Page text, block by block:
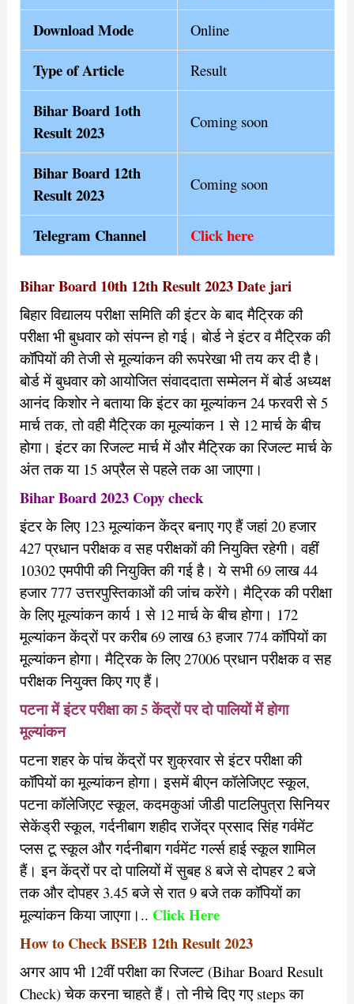
Download Mode Online
Type of Article Result
Bihar Board 1oth
Result 2023
Coming soon
Bihar Board 12th
Result 2023
Coming soon
Telegram Channel Click here
Bihar Board 10th 12th Result 2023 Date jari
बिहार विद्यालय परीक्षा समिति की इंटर के बाद मैट्रिक की
परीक्षा भी बुधवार को संपन्न हो गई। बोर्ड ने इंटर व मैट्रिक की
कॉपियों की तेजी से मूल्यांकन की रूपरेखा भी तय कर दी है।
बोर्ड में बुधवार को आयोजित संवाददाता सम्मेलन में बोर्ड अध्यक्ष
आनंद किशोर ने बताया कि इंटर का मूल्यांकन 24 फरवरी से 5
मार्च तक, तो वही मैट्रिक का मूल्यांकन 1 से 12 मार्च के बीच
होगा। इंटर का रिजल्ट मार्च में और मैट्रिक का रिजल्ट मार्च के
अंत तक या 15 अप्रैल से पहले तक आ जाएगा।
Bihar Board 2023 Copy check
इंटर के लिए 123 मूल्यांकन केंद्र बनाए गए हैं जहां 20 हजार
427 प्रधान परीक्षक व सह परीक्षकों की नियुक्ति रहेगी। वहीं
10302 एमपीपी की नियुक्ति की गई है। ये सभी 69 लाख 44
हजार 777 उत्तरपुस्तिकाओं की जांच करेंगे। मैट्रिक की परीक्षा
के लिए मूल्यांकन कार्य 1 से 12 मार्च के बीच होगा। 172
मूल्यांकन केंद्रों पर करीब 69 लाख 63 हजार 774 कॉपियों का
मूल्यांकन होगा। मैट्रिक के लिए 27006 प्रधान परीक्षक व सह
परीक्षक नियुक्त किए गए हैं।
पटना में इंटर परीक्षा का 5 केंद्रों पर दो पालियों में होगा
मूल्यांकन
पटना शहर के पांच केंद्रों पर शुक्रवार से इंटर परीक्षा की
कॉपियों का मूल्यांकन होगा। इसमें बीएन कॉलेजिएट स्कूल,
पटना कॉलेजिएट स्कूल, कदमकुआं जीडी पाटलिपुत्रा सिनियर
सेकेंड्री स्कूल, गर्दनीबाग शहीद राजेंद्र प्रसाद सिंह गर्वमेंट
प्लस टू स्कूल और गर्दनीबाग गर्वमेंट गर्ल्स हाई स्कूल शामिल
हैं। इन केंद्रों पर दो पालियों में सुबह 8 बजे से दोपहर 2 बजे
तक और दोपहर 3.45 बजे से रात 9 बजे तक कॉपियों का
मूल्यांकन किया जाएगा।.. Click Here
How to Check BSEB 12th Result 2023
अगर आप भी 12वीं परीक्षा का रिजल्ट (Bihar Board Result
Check) चेक करना चाहते हैं। तो नीचे दिए गए steps का